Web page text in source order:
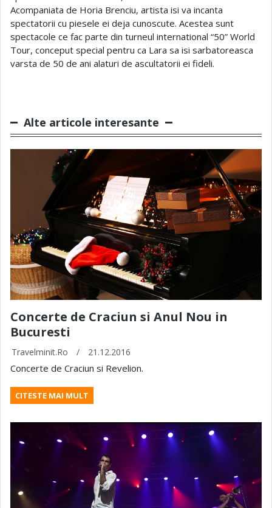
Acompaniata de Horia Brenciu, artista isi va incanta
spectatorii cu piesele ei deja cunoscute. Acestea sunt
spectacole ce fac parte din turneul international “50” World
Tour, conceput special pentru ca Lara sa isi sarbatoreasca
varsta de 50 de ani alaturi de ascultatorii ei fideli.
Alte articole interesante
Concerte de Craciun si Anul Nou in
Bucuresti
Travelminit.ro / 21.12.2016
Concerte de Craciun si Revelion.
CITESTE MAI MULT